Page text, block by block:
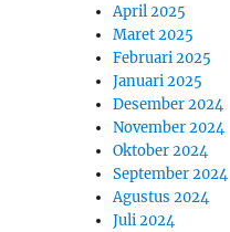
April 2025
Maret 2025
Februari 2025
Januari 2025
Desember 2024
November 2024
Oktober 2024
September 2024
Agustus 2024
Juli 2024